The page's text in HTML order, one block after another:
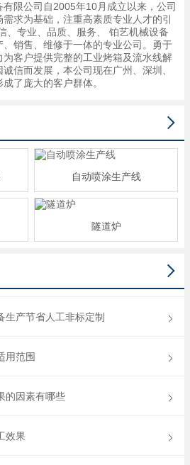
限公司自2005年10月成立以来，公司
求为基础，注重高素质专业人才的引
、专业、品质、服务、 铂艺机械设备
销售、维修于一体的专业公司。勇于
客户提供完整的工业烤箱及流水线解
信而发展，本公司现在广州、深圳、
了庞大的客户群体。

自动喷涂生产线
隧道炉

生产节省人工非标定制
用范围
的因素有哪些
效果